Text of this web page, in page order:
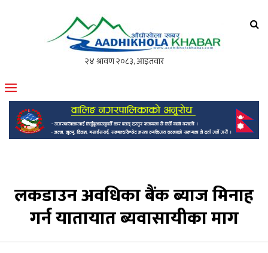
मोफसलकै लोकप्रिय अनलाइन पत्रिका
लकडाउन अवधिका बैंक ब्याज मिनाह
गर्न यातायात ब्यवासायीका माग